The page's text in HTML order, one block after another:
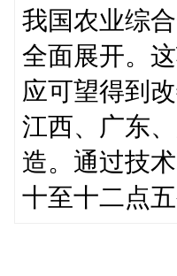
我国农业综
全面展开。
应可望得到
江西、广东
造。通过技
十至十二点